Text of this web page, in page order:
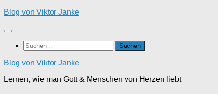
Zum
springen
Blog von Viktor Janke
Suchen
nach:
Blog von Viktor Janke
Lernen, wie man Gott & Menschen von Herzen liebt